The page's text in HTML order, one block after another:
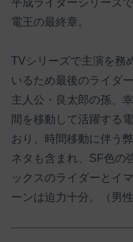
電王の最終章。
TVシリーズで主演を務
いるため最後のライダ
主人公・良太郎の孫、
間を移動して活躍する
おり、時間移動に伴う
ネタも含まれ、SF色の
ックスのライダーとイ
ーンは迫力十分。（男性